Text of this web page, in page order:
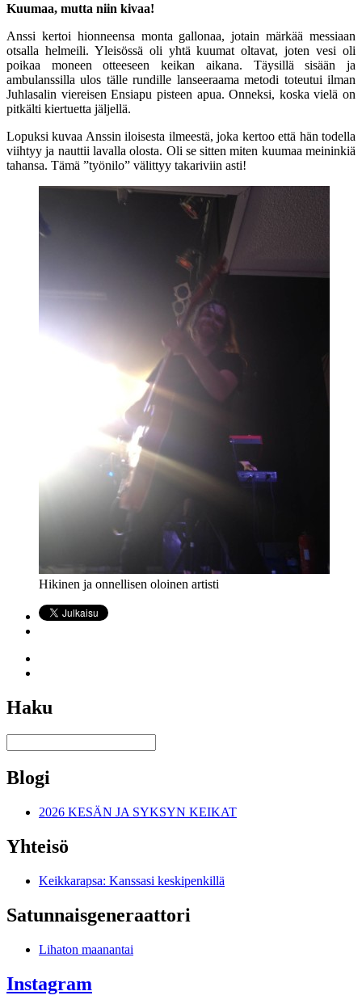
Kuumaa, mutta niin kivaa!
Anssi kertoi hionneensa monta gallonaa, jotain märkää messiaan
otsalla helmeili. Yleisössä oli yhtä kuumat oltavat, joten vesi oli
poikaa moneen otteeseen keikan aikana. Täysillä sisään ja
ambulanssilla ulos tälle rundille lanseeraama metodi toteutui ilman
Juhlasalin viereisen Ensiapu pisteen apua. Onneksi, koska vielä on
pitkälti kiertuetta jäljellä.
Lopuksi kuvaa Anssin iloisesta ilmeestä, joka kertoo että hän todella
viihtyy ja nauttii lavalla olosta. Oli se sitten miten kuumaa meininkiä
tahansa. Tämä ”työnilo” välittyy takariviin asti!
Hikinen ja onnellisen oloinen artisti
Haku
Blogi
2026 KESÄN JA SYKSYN KEIKAT
Yhteisö
Keikkarapsa: Kanssasi keskipenkillä
Satunnais­generaattori
Lihaton maanantai
Instagram